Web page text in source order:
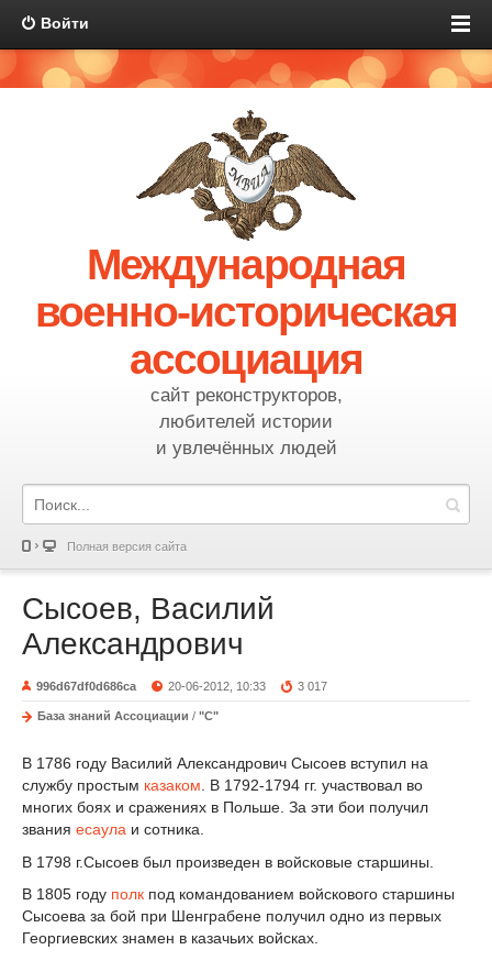
Войти
Международная
военно-историческая
ассоциация
сайт реконструкторов,
любителей истории
и увлечённых людей
Полная версия сайта
Сысоев, Василий
Александрович
996d67df0d686ca 20-06-2012, 10:33 3 017
База знаний Ассоциации / "С"
В 1786 году Василий Александрович Сысоев вступил на
службу простым казаком . В 1792-1794 гг. участвовал во
многих боях и сражениях в Польше. За эти бои получил
звания есаула и сотника.
В 1798 г.Сысоев был произведен в войсковые старшины.
В 1805 году полк под командованием войскового старшины
Сысоева за бой при Шенграбене получил одно из первых
Георгиевских знамен в казачьих войсках.